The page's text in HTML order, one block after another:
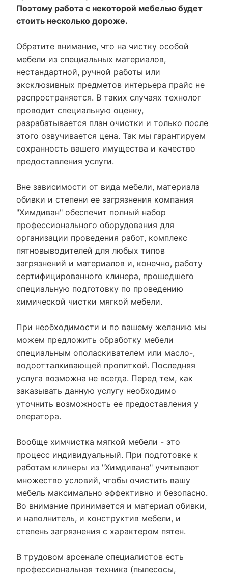
Поэтому работа с некоторой мебелью будет
стоить несколько дороже.
Обратите внимание, что на чистку особой
мебели из специальных материалов,
нестандартной, ручной работы или
эксклюзивных предметов интерьера прайс не
распространяется. В таких случаях технолог
проводит специальную оценку,
разрабатывается план очистки и только после
этого озвучивается цена. Так мы гарантируем
сохранность вашего имущества и качество
предоставления услуги.
Вне зависимости от вида мебели, материала
обивки и степени ее загрязнения компания
"Химдиван" обеспечит полный набор
профессионального оборудования для
организации проведения работ, комплекс
пятновыводителей для любых типов
загрязнений и материалов и, конечно, работу
сертифицированного клинера, прошедшего
специальную подготовку по проведению
химической чистки мягкой мебели.
При необходимости и по вашему желанию мы
можем предложить обработку мебели
специальным ополаскивателем или масло-,
водоотталкивающей пропиткой. Последняя
услуга возможна не всегда. Перед тем, как
заказывать данную услугу необходимо
уточнить возможность ее предоставления у
оператора.
Вообще химчистка мягкой мебели - это
процесс индивидуальный. При подготовке к
работам клинеры из "Химдивана" учитывают
множество условий, чтобы очистить вашу
мебель максимально эффективно и безопасно.
Во внимание принимается и материал обивки,
и наполнитель, и конструктив мебели, и
степень загрязнения с характером пятен.
В трудовом арсенале специалистов есть
профессиональная техника (пылесосы,